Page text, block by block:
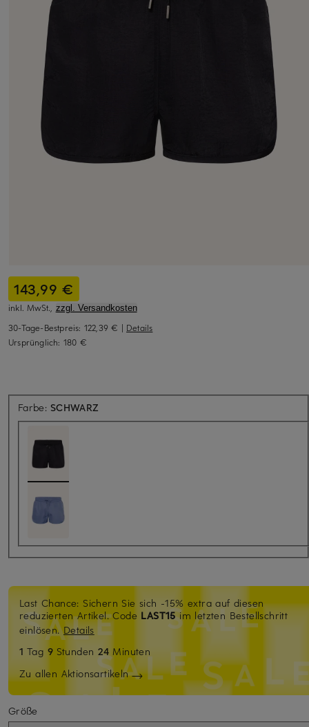
143,99 €
inkl. MwSt., zzgl. Versandkosten
30-Tage-Bestpreis: 122,39 € | Details
Ursprünglich: 180 €
Farbe: SCHWARZ
Last Chance: Sichern Sie sich -15% extra auf diesen
reduzierten Artikel. Code LAST15im letzten Bestellschritt
einlösen.Details
1 Tag 9 Stunden 24 Minuten
Zu allen Aktionsartikeln
Größe